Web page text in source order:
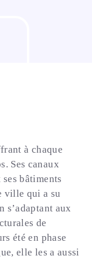
à chaque
Ses canaux
bâtiments
ville qui a su
s’adaptant aux
de
été en phase
elle les a aussi